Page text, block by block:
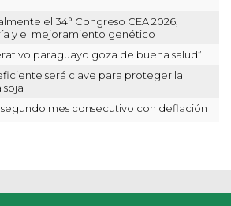
el 34° Congreso CEA 2026,
y el mejoramiento genético
paraguayo goza de buena salud”
será clave para proteger la
mes consecutivo con deflación